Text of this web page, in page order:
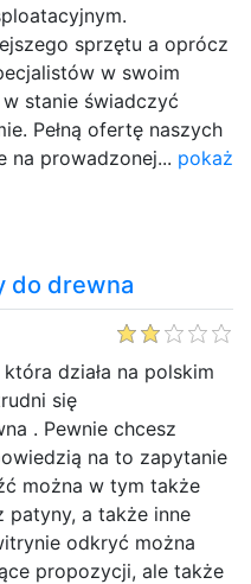
sprzętu a oprócz
w swoim
stanie świadczyć
Pełną ofertę naszych
na prowadzonej... pokaż
do drewna
działa na polskim
się
. Pewnie chcesz
na to zapytanie
można w tym także
patyny, a także inne
odkryć można
propozycji, ale także